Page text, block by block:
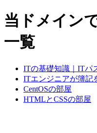
当ドメイン
一覧
ITの基礎知識｜ITパ
ITエンジニアが簿記
CentOSの部屋
HTMLとCSSの部屋